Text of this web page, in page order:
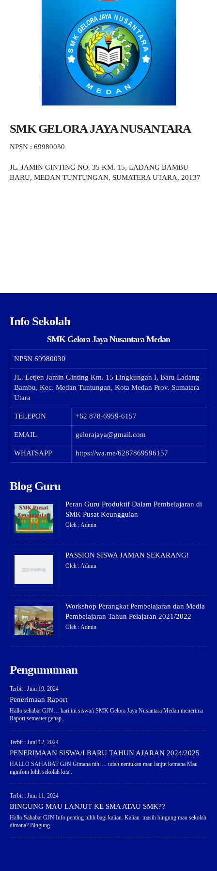
SMK GELORA JAYA NUSANTARA
NPSN : 69980030
JL. JAMIN GINTING NO. 35 KM. 15, LADANG BAMBU
BARU, MEDAN TUNTUNGAN, SUMATERA UTARA, 20137
Info Sekolah
SMK Gelora Jaya Nusantara Medan
NPSN 69980030
JL. Letjen Jamin Ginting Km. 15 Lingkungan I, Baru Ladang
Bambu, Kec. Medan Tuntungan, Kota Medan Prov. Sumatera
Utara
TELEPON +62 878-6959-6157
EMAIL gelorajaya@gmail.com
WHATSAPP https://wa.me/6287869596157
Blog Guru
Peran Guru Produktif Dalam Pembelajaran di
SMK Pusat Keunggulan
Oleh : Admin
PASSION SISWA JAMAN SEKARANG!
Oleh : Admin
Workshop Perangkat Pembelajaran dan Media
Pembelajaran Tahun Pelajaran 2021/2022
Oleh : Admin
Pengumuman
Terbit : Juni 19, 2024
Penerimaan Raport
Hallo sehabat GJN… hari ini siswa/i SMK Gelora Jaya Nusantara Medan menerima
Raport semester genap..
Terbit : Juni 12, 2024
PENERIMAAN SISWA/I BARU TAHUN AJARAN 2024/2025
HALLO SAHABAT GJN Gimana nih…. udah nentukan mau lanjut kemana Mau
nginfoin lohh sekolah kita..
Terbit : Juni 11, 2024
BINGUNG MAU LANJUT KE SMA ATAU SMK??
Hallo Sahabat GJN Info penting nihh bagi kalian. Kalian masih bingung mau sekolah
dimana? Bingung..